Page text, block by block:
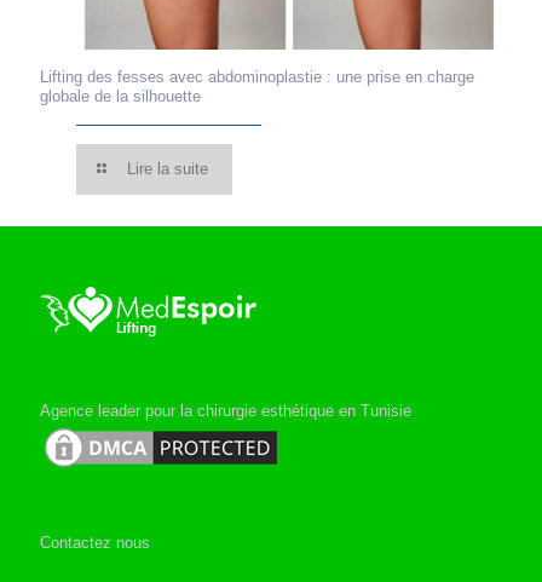
Lifting des fesses avec abdominoplastie : une prise en charge
globale de la silhouette
Lire la suite
Agence leader pour la chirurgie esthétique en Tunisie
Contactez nous